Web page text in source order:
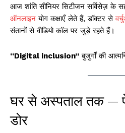
आज शांति सीनियर सिटीजन सर्विसेज़ के
ऑनलाइन योग कक्षाएँ लेते हैं, डॉक्टर से
संतानों से वीडियो कॉल पर जुड़े रहते हैं।
“Digital inclusion” बुजुर्गों की
घर से अस्पताल तक —
डोर